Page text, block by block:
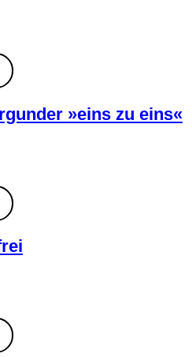
»eins zu eins«